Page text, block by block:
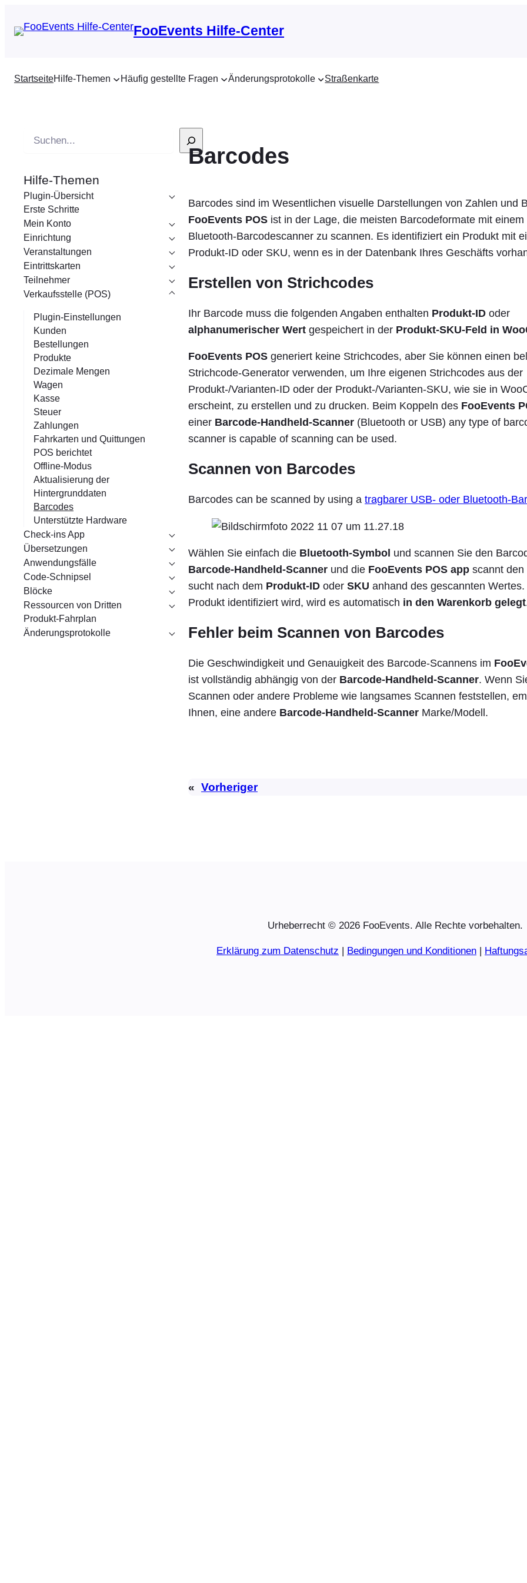
FooEvents Hilfe-Center
StartseiteHilfe-Themen Häufig gestellte Fragen Änderungsprotokolle Straßenkarte
h
e
Hilfe-Themen
Plugin-Übersicht
Erste Schritte
Mein Konto
Einrichtung
Veranstaltungen
Eintrittskarten
Teilnehmer
Verkaufsstelle (POS)
Plugin-Einstellungen
Kunden
Bestellungen
Produkte
Dezimale Mengen
Wagen
Kasse
Steuer
Zahlungen
Fahrkarten und Quittungen
POS berichtet
Offline-Modus
Aktualisierung der
Hintergrunddaten
Barcodes
Unterstützte Hardware
Check-ins App
Übersetzungen
Anwendungsfälle
Code-Schnipsel
Blöcke
Ressourcen von Dritten
Produkt-Fahrplan
Änderungsprotokolle
Barcodes
Barcodes sind im Wesentlichen visuelle Darstellungen von Zahlen und
FooEvents POS ist in der Lage, die meisten Barcodeformate mit einem
Bluetooth-Barcodescanner zu scannen. Es identifiziert ein Produkt mit
Produkt-ID oder SKU, wenn es in der Datenbank Ihres Geschäfts
Erstellen von Strichcodes
Ihr Barcode muss die folgenden Angaben enthalten Produkt-ID oder
alphanumerischer Wert gespeichert in der Produkt-SKU-Feld in
FooEvents POS generiert keine Strichcodes, aber Sie können einen
Strichcode-Generator verwenden, um Ihre eigenen Strichcodes aus der
Produkt-/Varianten-ID oder der Produkt-/Varianten-SKU, wie sie in
erscheint, zu erstellen und zu drucken. Beim Koppeln des FooEvents
einer Barcode-Handheld-Scanner (Bluetooth or USB) any type of
scanner is capable of scanning can be used.
Scannen von Barcodes
Barcodes can be scanned by using a tragbarer USB- oder Bluetooth-
Wählen Sie einfach die Bluetooth-Symbol und scannen Sie den
Barcode-Handheld-Scanner und die FooEvents POS app scannt den
sucht nach dem Produkt-ID oder SKU anhand des gescannten
Produkt identifiziert wird, wird es automatisch in den Warenkorb gelegt
Fehler beim Scannen von Barcodes
Die Geschwindigkeit und Genauigkeit des Barcode-Scannens im
ist vollständig abhängig von der Barcode-Handheld-Scanner. Wenn
Scannen oder andere Probleme wie langsames Scannen feststellen,
Ihnen, eine andere Barcode-Handheld-Scanner Marke/Modell.
« Vorheriger
Urheberrecht © 2026 FooEvents. Alle Rechte vorbehalten.
Erklärung zum Datenschutz Bedingungen und Konditionen